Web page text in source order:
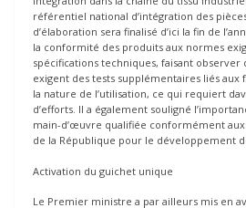
référentiel national d’intégration des
d’élaboration sera finalisé d’ici la fin de
la conformité des produits aux normes
spécifications techniques, faisant observer
exigent des tests supplémentaires liés aux
la nature de l’utilisation, ce qui requiert
d’efforts. Il a également souligné
main-d’œuvre qualifiée conformément
de la République pour le développement
Activation du guichet unique
Le Premier ministre a par ailleurs mis en